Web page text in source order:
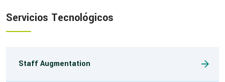
Servicios Tecnológicos
Staff Augmentation